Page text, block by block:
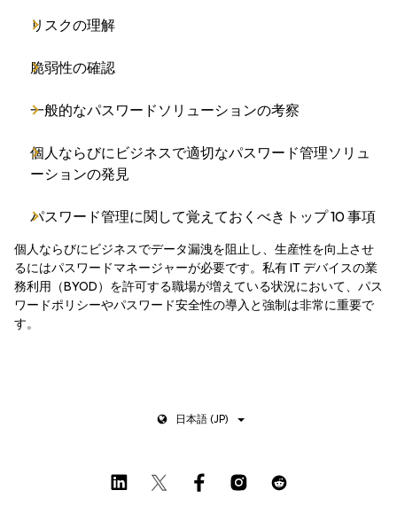
リスクの理解
脆弱性の確認
一般的なパスワードソリューションの考察
個人ならびにビジネスで適切なパスワード管理ソリュ
ーションの発見
パスワード管理に関して覚えておくべきトップ 10 事項
個人ならびにビジネスでデータ漏洩を阻止し、生産性を向上させ
るにはパスワードマネージャーが必要です。私有 IT デバイスの業
務利用（BYOD）を許可する職場が増えている状況において、パス
ワードポリシーやパスワード安全性の導入と強制は非常に重要で
す。
日本語 (JP)